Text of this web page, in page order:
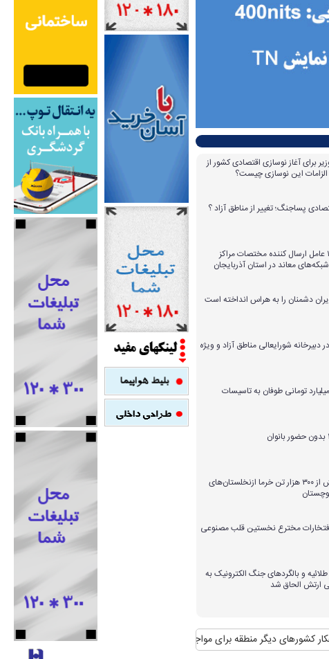
برای آغاز نوسازی اقتصادی کشور از
الزامات این نوسازی چیست؟
پساجنگ؛ تغییر از مناطق آزاد ؟
دستگیری ۱۴ عامل ارسال کننده مختصات مراکز
معاند در استان آذربایجان
دشمنان را به هراس انداخته است
دبیرخانه شورایعالی مناطق آزاد و ویژه
خسارت ۴۲ میلیارد تومانی طوفان به تاسیسات
برداشت بیش از ۳۰۰ هزار تن خرما ازنخلستان‌های
افتخارات مخترع نخستین قلب مصنوعی
و بالگردهای جنگ الکترونیک به
ارتش الحاق شد
دیگر منطقه برای مواجهه با آن منافع پایدار ایران در شانگهای چیست؟ استقبال